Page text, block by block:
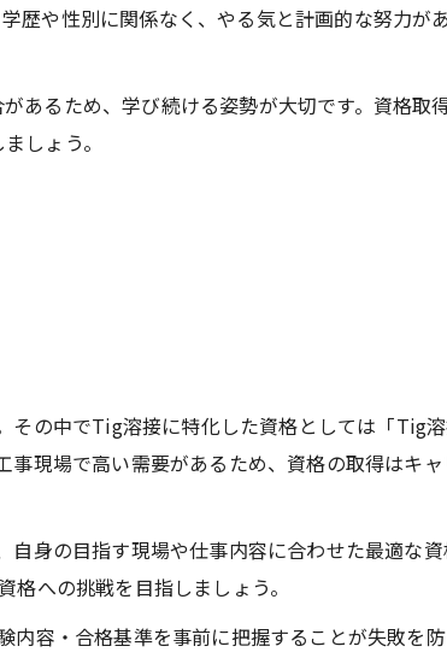
歴や性別に関係なく、やる気と計画的な努力が
あるため、学び続ける姿勢が大切です。資格取
しょう。
の中でTig溶接に特化した資格としては「Tig
現場で高い需要があるため、資格の取得はキ
身の目指す現場や仕事内容に合わせた最適な
への挑戦を目指しましょう。
容・合格基準を事前に把握することが失敗を